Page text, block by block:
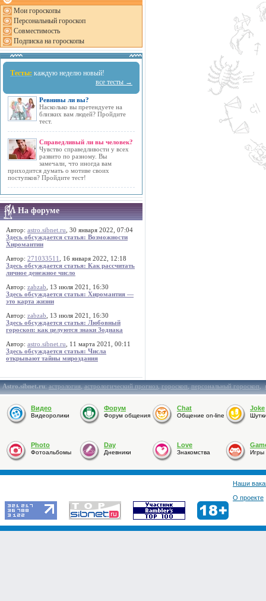
Мои гороскопы
Персональный гороскоп
Совместимость
Подписка на гороскопы
Тесты: каждую неделю новый!
все тесты →
Ревнивы ли вы?
Насколько вы претендуете на
близких вам людей? Пройдите
тест.
Справедливый ли вы человек?
Чувство справедливости у всех
развито по разному. Вы
замечали, что иногда вам
приходится думать о мотиве своих
поступков? Пройдите тест!
На форуме
Автор: astro.sibnet.ru , 30 января 2022, 07:04
Здесь обсуждается статья: Возможности
Хиромантии
Автор: 271033511
, 16 января 2022, 12:18
Здесь обсуждается статья: Как рассчитать
личное денежное число
Автор: zabzab , 13 июля 2021, 16:30
Здесь обсуждается статья: Хиромантия —
это карта жизни
Автор: zabzab , 13 июля 2021, 16:30
Здесь обсуждается статья: Любовный
гороскоп: как целуются знаки Зодиака
Автор: astro.sibnet.ru , 11 марта 2021, 00:11
Здесь обсуждается статья: Числа
открывают тайны мироздания
Astro.sibnet.ru:астрология,астрологический прогноз,гороскоп,персональный гороскоп,
Видео
Видеоролики
Форум
Форум общения
Chat
Общение on-line
Joke
Photo
Фотоальбомы
Day
Дневники
Love
Знакомства Игры
Наши
О проекте